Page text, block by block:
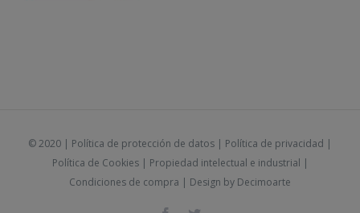
© 2020 | Política de protección de datos | Política de privacidad |
Política de Cookies| Propiedad intelectual e industrial |
Condiciones de compra | Design by Decimoarte